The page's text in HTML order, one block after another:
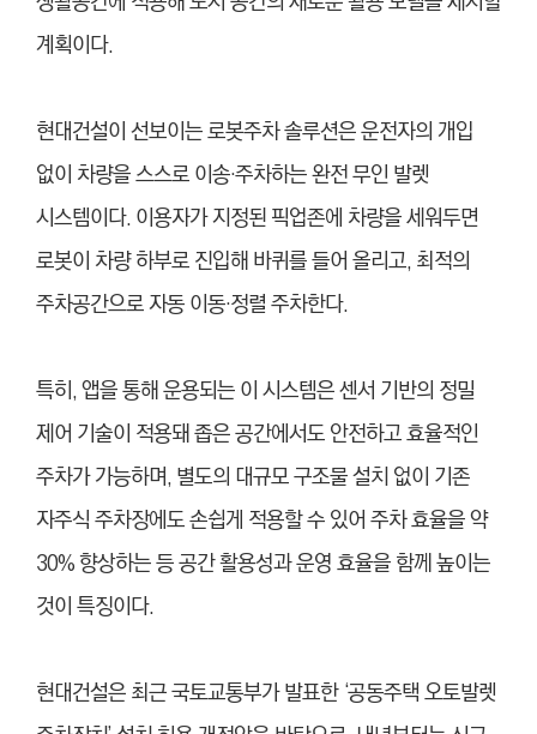
계획이다.
현대건설이 선보이는 로봇주차 솔루션은 운전자의 개입
없이 차량을 스스로 이송·주차하는 완전 무인 발렛
시스템이다. 이용자가 지정된 픽업존에 차량을 세워두면
로봇이 차량 하부로 진입해 바퀴를 들어 올리고, 최적의
주차공간으로 자동 이동·정렬 주차한다.
특히, 앱을 통해 운용되는 이 시스템은 센서 기반의 정밀
제어 기술이 적용돼 좁은 공간에서도 안전하고 효율적인
주차가 가능하며, 별도의 대규모 구조물 설치 없이 기존
자주식 주차장에도 손쉽게 적용할 수 있어 주차 효율을 약
30% 향상하는 등 공간 활용성과 운영 효율을 함께 높이는
것이 특징이다.
현대건설은 최근 국토교통부가 발표한 ‘공동주택 오토발렛